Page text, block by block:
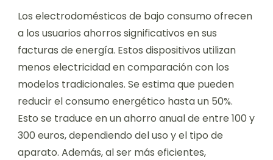
Los electrodomésticos de bajo consumo ofrecen
a los usuarios ahorros significativos en sus
facturas de energía. Estos dispositivos utilizan
menos electricidad en comparación con los
modelos tradicionales. Se estima que pueden
reducir el consumo energético hasta un 50%.
Esto se traduce en un ahorro anual de entre 100 y
300 euros, dependiendo del uso y el tipo de
aparato. Además, al ser más eficientes,